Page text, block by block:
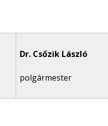
Dr. Csőzik László
polgármester